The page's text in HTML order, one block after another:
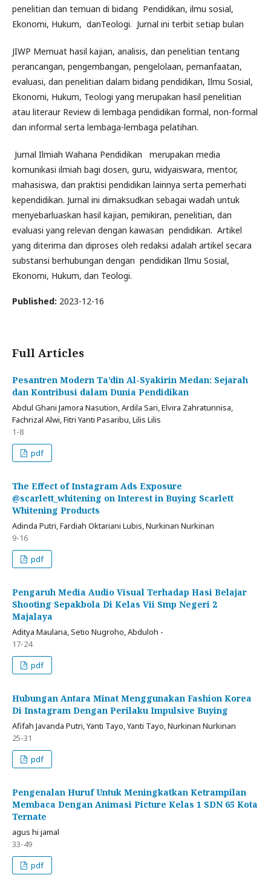
penelitian dan temuan di bidang Pendidikan, ilmu sosial,
Ekonomi, Hukum, danTeologi. Jurnal ini terbit setiap bulan
JIWP Memuat hasil kajian, analisis, dan penelitian tentang
perancangan, pengembangan, pengelolaan, pemanfaatan,
evaluasi, dan penelitian dalam bidang pendidikan, Ilmu Sosial,
Ekonomi, Hukum, Teologi yang merupakan hasil penelitian
atau literaur Review di lembaga pendidikan formal, non-formal
dan informal serta lembaga-lembaga pelatihan.
Jurnal Ilmiah Wahana Pendidikan merupakan media
komunikasi ilmiah bagi dosen, guru, widyaiswara, mentor,
mahasiswa, dan praktisi pendidikan lainnya serta pemerhati
kependidikan. Jurnal ini dimaksudkan sebagai wadah untuk
menyebarluaskan hasil kajian, pemikiran, penelitian, dan
evaluasi yang relevan dengan kawasan pendidikan. Artikel
yang diterima dan diproses oleh redaksi adalah artikel secara
substansi berhubungan dengan pendidikan Ilmu Sosial,
Ekonomi, Hukum, dan Teologi.
Published: 2023-12-16
Full Articles
Pesantren Modern Ta’din Al-Syakirin Medan: Sejarah
dan Kontribusi dalam Dunia Pendidikan
Abdul Ghani Jamora Nasution, Ardila Sari, Elvira Zahratunnisa,
Fachrizal Alwi, Fitri Yanti Pasaribu, Lilis Lilis
1-8
pdf
The Effect of Instagram Ads Exposure
@scarlett_whitening on Interest in Buying Scarlett
Whitening Products
Adinda Putri, Fardiah Oktariani Lubis, Nurkinan Nurkinan
9-16
pdf
Pengaruh Media Audio Visual Terhadap Hasi Belajar
Shooting Sepakbola Di Kelas Vii Smp Negeri 2
Majalaya
Aditya Maulana, Setio Nugroho, Abduloh -
17-24
pdf
Hubungan Antara Minat Menggunakan Fashion Korea
Di Instagram Dengan Perilaku Impulsive Buying
Afifah Javanda Putri, Yanti Tayo, Yanti Tayo, Nurkinan Nurkinan
25-31
pdf
Pengenalan Huruf Untuk Meningkatkan Ketrampilan
Membaca Dengan Animasi Picture Kelas 1 SDN 65 Kota
Ternate
agus hi jamal
33-49
pdf